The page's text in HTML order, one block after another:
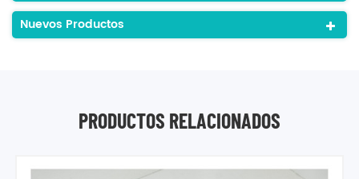
Nuevos Productos
PRODUCTOS RELACIONADOS